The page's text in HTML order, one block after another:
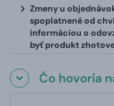
Zmeny u
spoplatnené od
informáciou o
byť produkt
Čo hovoria